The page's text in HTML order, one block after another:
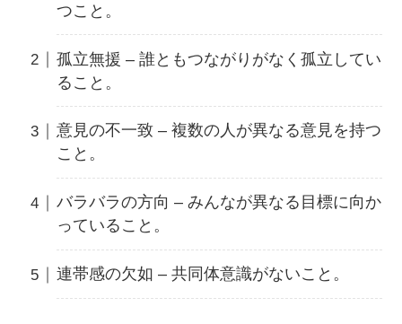
つこと。
孤立無援 – 誰ともつながりがなく孤立してい
ること。
意見の不一致 – 複数の人が異なる意見を持つ
こと。
バラバラの方向 – みんなが異なる目標に向か
っていること。
連帯感の欠如 – 共同体意識がないこと。